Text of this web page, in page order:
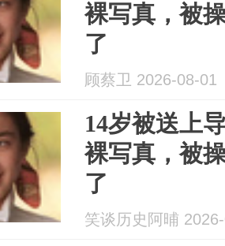
裸写真，被
了
顾蔡卫 2026-08-01
14岁被送上
裸写真，被
了
笑谈历史阿晡